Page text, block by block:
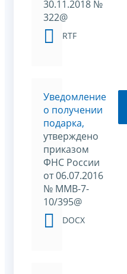
30.11.2018 №
322@
RTF
Уведомление
о получении
подарка,
утверждено
приказом
ФНС России
от 06.07.2016
№ ММВ-7-
10/395@
DOCX